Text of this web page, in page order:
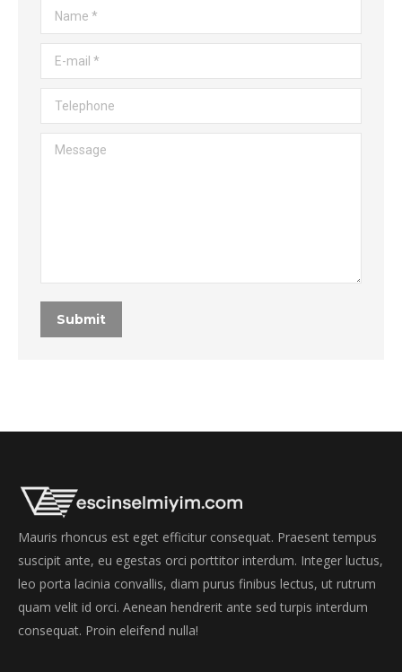
Name *
E-mail *
Telephone
Message
Submit
Mauris rhoncus est eget efficitur consequat. Praesent tempus
suscipit ante, eu egestas orci porttitor interdum. Integer luctus,
leo porta lacinia convallis, diam purus finibus lectus, ut rutrum
quam velit id orci. Aenean hendrerit ante sed turpis interdum
consequat. Proin eleifend nulla!